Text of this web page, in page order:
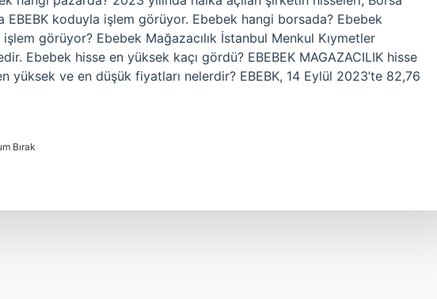
EBEBK koduyla işlem görüyor. Ebebek hangi borsada? Ebebek
görüyor? Ebebek Mağazacılık İstanbul Menkul Kıymetler
Ebebek hisse en yüksek kaçı gördü? EBEBEK MAGAZACILIK hisse
yüksek ve en düşük fiyatları nelerdir? EBEBK, 14 Eylül 2023’te 82,76
Bırak